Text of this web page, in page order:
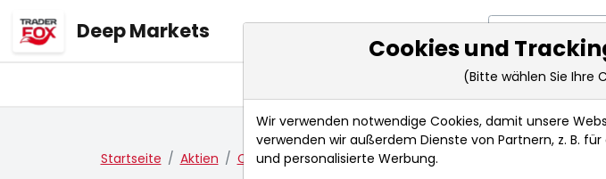
Deep Markets
Markt-Analysen Market Tools
Startseite Aktien Continental AG Fundamentaldaten
Cookies und
(Bitte wählen Sie Ihre
Wir verwenden notwendige Cookies, damit unsere
verwenden wir außerdem Dienste von Partnern, z. B.
und personalisierte Werbung.